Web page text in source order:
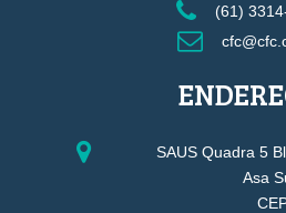
(61)
SAUS Quadra 5
Asa